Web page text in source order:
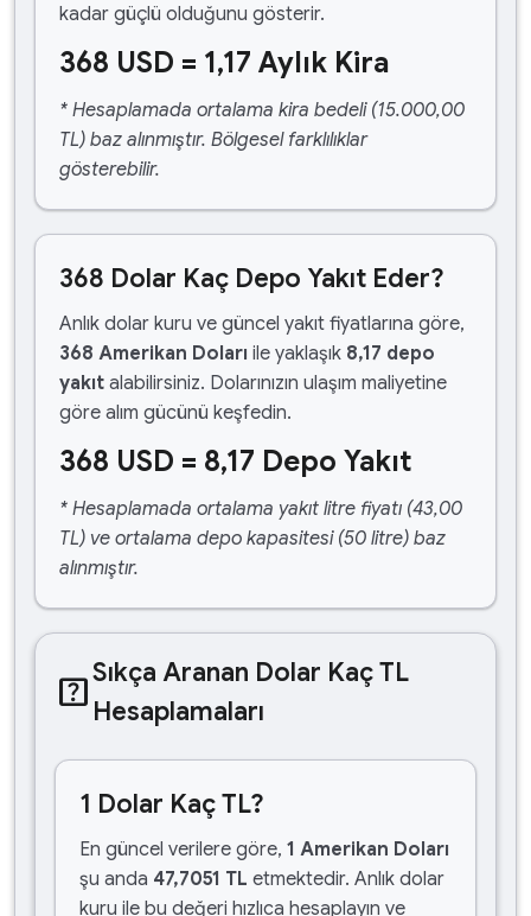
kadar güçlü olduğunu gösterir.
368 USD = 1,17 Aylık Kira
* Hesaplamada ortalama kira bedeli (15.000,00
TL) baz alınmıştır. Bölgesel farklılıklar
gösterebilir.
368 Dolar Kaç Depo Yakıt Eder?
Anlık dolar kuru ve güncel yakıt fiyatlarına göre,
368 Amerikan Doları ile yaklaşık 8,17 depo
yakıt alabilirsiniz. Dolarınızın ulaşım maliyetine
göre alım gücünü keşfedin.
368 USD = 8,17 Depo Yakıt
* Hesaplamada ortalama yakıt litre fiyatı (43,00
TL) ve ortalama depo kapasitesi (50 litre) baz
alınmıştır.
help_centerSıkça Aranan Dolar Kaç TL
Hesaplamaları
1 Dolar Kaç TL?
En güncel verilere göre, 1 Amerikan Doları
şu anda 47,7051 TL etmektedir. Anlık dolar
kuru ile bu değeri hızlıca hesaplayın ve